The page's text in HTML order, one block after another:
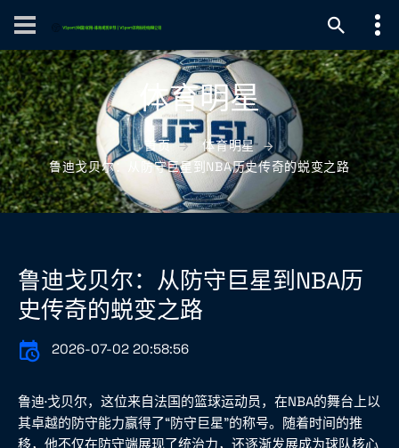
体育明星
首页
体育明星
鲁迪戈贝尔：从防守巨星到NBA历史传奇的蜕变之路
鲁迪戈贝尔：从防守巨星到NBA历
史传奇的蜕变之路
2026-07-02 20:58:56
鲁迪·戈贝尔，这位来自法国的篮球运动员，在NBA的舞台上以
其卓越的防守能力赢得了“防守巨星”的称号。随着时间的推
移，他不仅在防守端展现了统治力，还逐渐发展成为球队核心